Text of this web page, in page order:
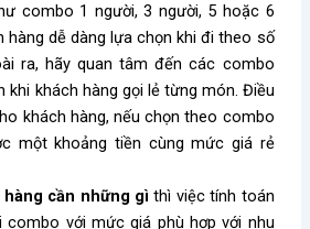
combo 1 người, 3 người, 5 hoặc 6
hàng dễ dàng lựa chọn khi đi theo số
ra, hãy quan tâm đến các combo
khi khách hàng gọi lẻ từng món. Điều
khách hàng, nếu chọn theo combo
một khoảng tiền cùng mức giá rẻ
hàng cần những gì thì việc tính toán
với mức giá phù hợp với nhu